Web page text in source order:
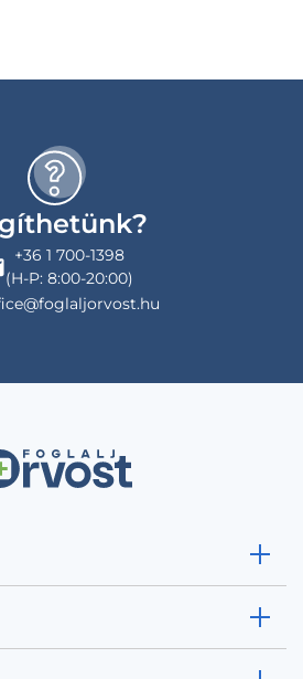
+36 1 700-1398
(H-P: 8:00-20:00)